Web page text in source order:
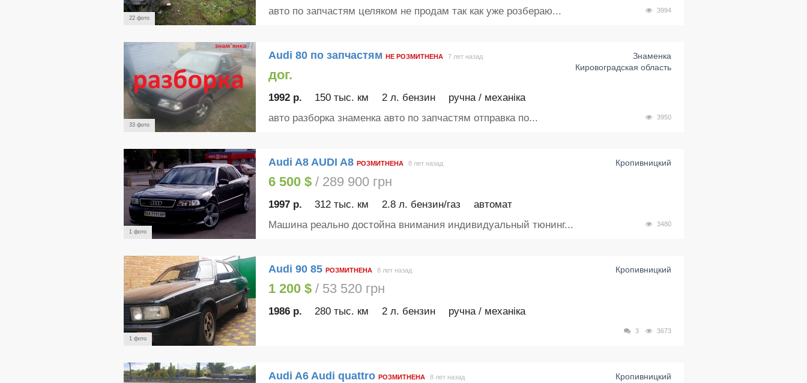
22 фото
3994
авто по запчастям целяком не продам так как уже розбераю...
33 фото
Audi 80 по запчастям НЕ РОЗМИТНЕНА
Знаменка
Кировоградская область
7 лет назад
дог.
1992 р. 150 тыс. км 2 л. бензин ручна / механіка
3950
авто разборка знаменка авто по запчастям отправка по...
1 фото
Audi A8 AUDI A8 РОЗМИТНЕНА Кропивницкий
8 лет назад
6 500 $/ 289 900 грн
1997 р. 312 тыс. км 2.8 л. бензин/газ автомат
3480
Машина реально достойна внимания индивидуальный тюнинг...
1 фото
Audi 90 85 РОЗМИТНЕНА Кропивницкий
8 лет назад
1 200 $/ 53 520 грн
1986 р. 280 тыс. км 2 л. бензин ручна / механіка
3 3673
Audi A6 Audi quattro РОЗМИТНЕНА Кропивницкий
8 лет назад